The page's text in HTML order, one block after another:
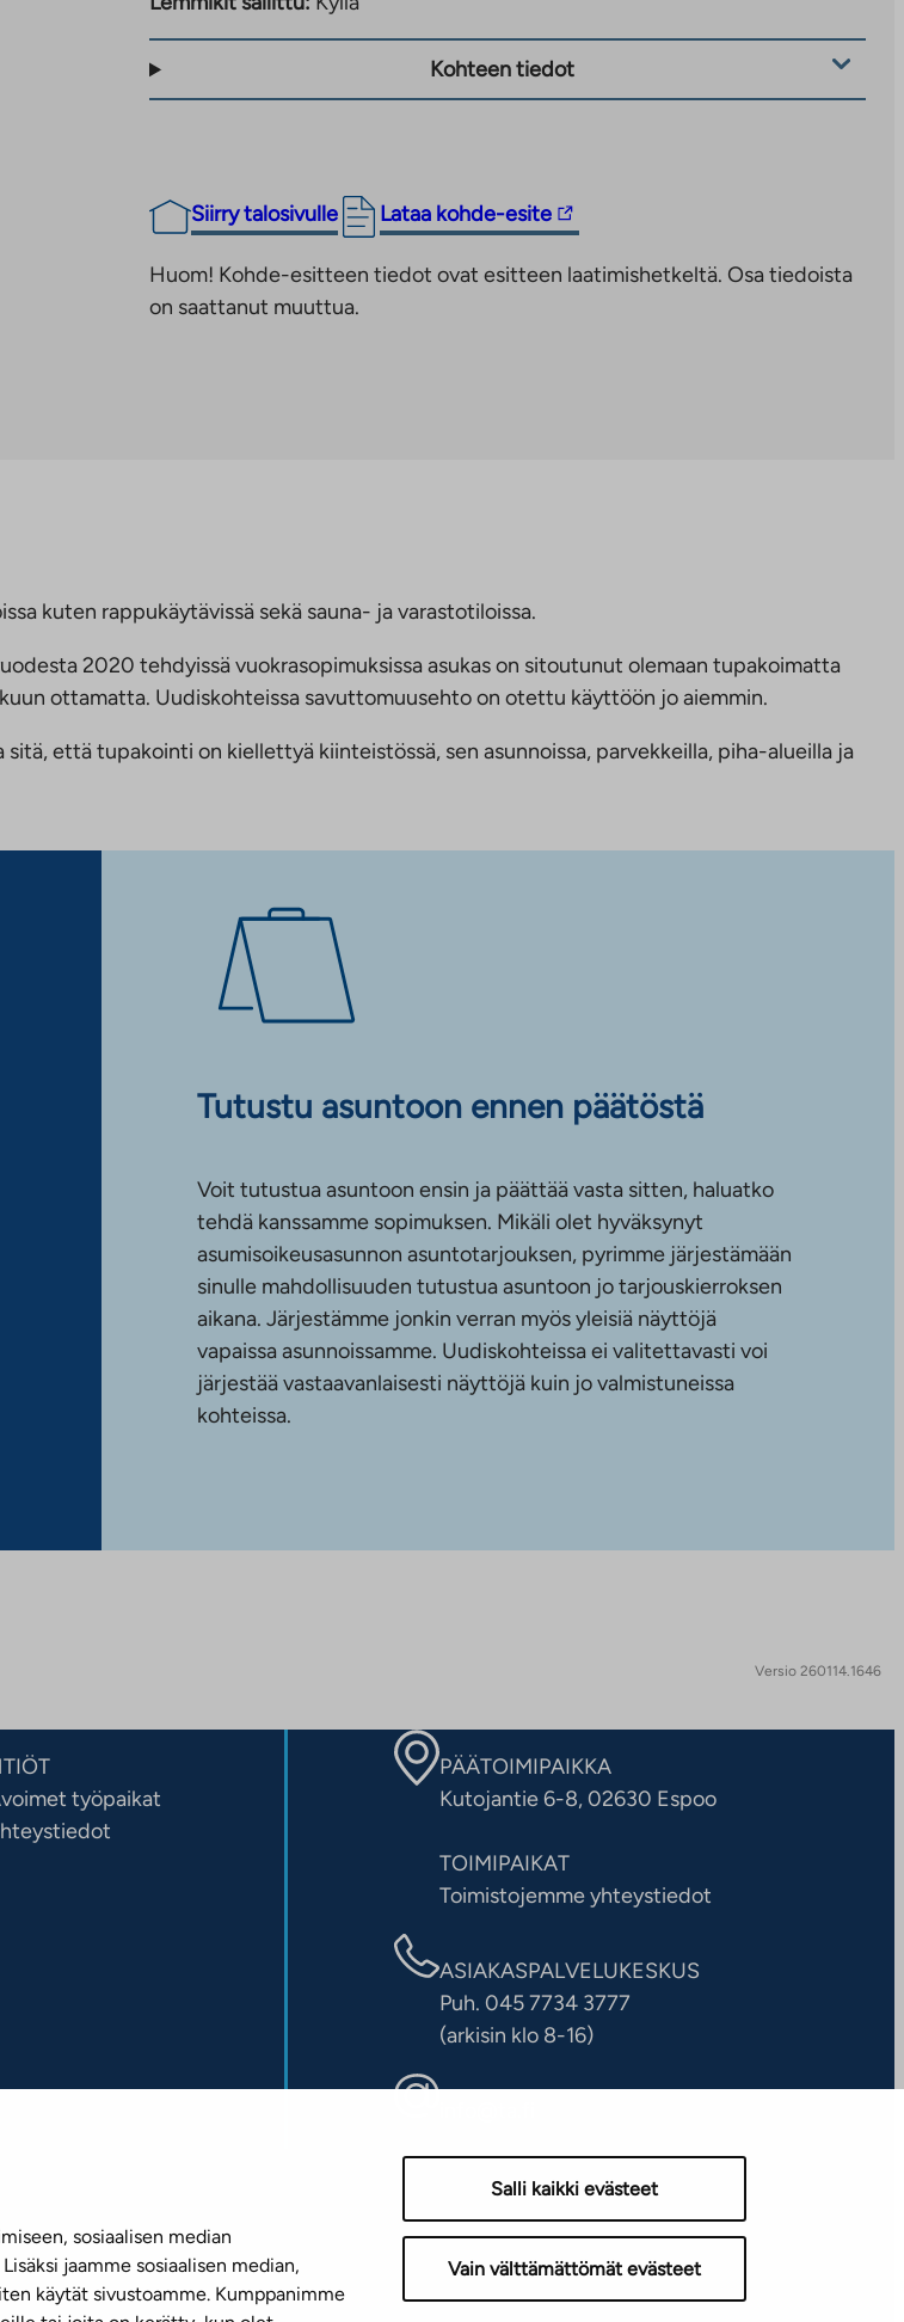
sosiaalisen median
jaamme sosiaalisen median,
käytät sivustoamme. Kumppanimme
Salli kaikki evästeet
Vain välttämättömät evästeet
Kohteen tiedot
Siirry talosivulle Lataa kohde-esite
Linkki
ulkopuoliseen
Huom! Kohde-esitteen tiedot ovat esitteen laatimishetkeltä. Osa tiedoista
on saattanut muuttua.
kuten rappukäytävissä sekä sauna- ja varastotiloissa.
2020 tehdyissä vuokrasopimuksissa asukas on sitoutunut olemaan tupakoimatta
ottamatta. Uudiskohteissa savuttomuusehto on otettu käyttöön jo aiemmin.
että tupakointi on kiellettyä kiinteistössä, sen asunnoissa, parvekkeilla, piha-alueilla ja
Tutustu asuntoon ennen päätöstä
Voit tutustua asuntoon ensin ja päättää vasta sitten, haluatko
tehdä kanssamme sopimuksen. Mikäli olet hyväksynyt
asumisoikeusasunnon asuntotarjouksen, pyrimme järjestämään
sinulle mahdollisuuden tutustua asuntoon jo tarjouskierroksen
aikana. Järjestämme jonkin verran myös yleisiä näyttöjä
vapaissa asunnoissamme. Uudiskohteissa ei valitettavasti voi
järjestää vastaavanlaisesti näyttöjä kuin jo valmistuneissa
kohteissa.
Versio 260114.1646
työpaikat
PÄÄTOIMIPAIKKA
Kutojantie 6-8, 02630 Espoo
TOIMIPAIKAT
Toimistojemme yhteystiedot
ASIAKASPALVELUKESKUS
Puh. 045 7734 3777
(arkisin klo 8-16)